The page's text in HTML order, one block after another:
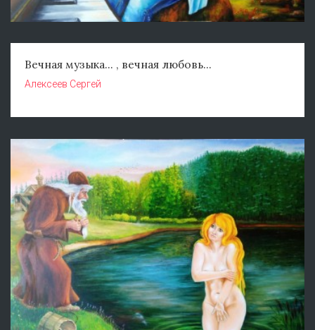
Вечная музыка... , вечная любовь...
Алексеев Сергей